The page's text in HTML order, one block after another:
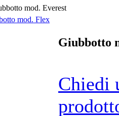
mod. Everest
mod. Flex
Giubbotto
Chiedi